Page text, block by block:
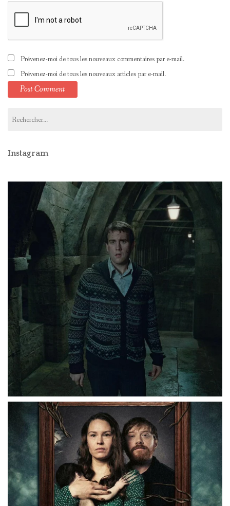
Prévenez-moi de tous les nouveaux commentaires par e-mail.
Prévenez-moi de tous les nouveaux articles par e-mail.
Instagram